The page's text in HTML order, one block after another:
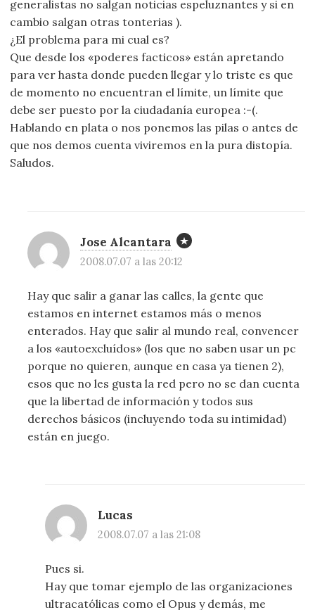
generalistas no salgan noticias espeluznantes y si en
cambio salgan otras tonterias ).
¿El problema para mi cual es?
Que desde los «poderes facticos» están apretando
para ver hasta donde pueden llegar y lo triste es que
de momento no encuentran el límite, un límite que
debe ser puesto por la ciudadanía europea :-(.
Hablando en plata o nos ponemos las pilas o antes de
que nos demos cuenta viviremos en la pura distopía.
Saludos.
Jose Alcantara
2008.07.07 a las 20:12
Hay que salir a ganar las calles, la gente que
estamos en internet estamos más o menos
enterados. Hay que salir al mundo real, convencer
a los «autoexcluídos» (los que no saben usar un pc
porque no quieren, aunque en casa ya tienen 2),
esos que no les gusta la red pero no se dan cuenta
que la libertad de información y todos sus
derechos básicos (incluyendo toda su intimidad)
están en juego.
Lucas
2008.07.07 a las 21:08
Pues si.
Hay que tomar ejemplo de las organizaciones
ultracatólicas como el Opus y demás, me